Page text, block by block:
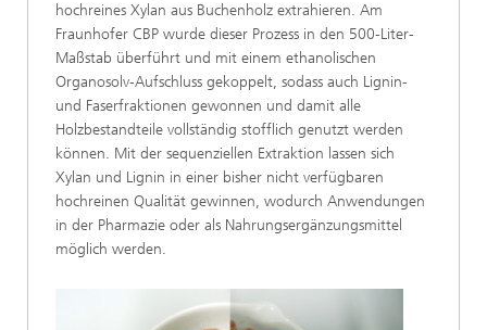
hochreines Xylan aus Buchenholz extrahieren. Am
Fraunhofer CBP wurde dieser Prozess in den 500-Liter-
Maßstab überführt und mit einem ethanolischen
Organosolv‑Aufschluss gekoppelt, sodass auch Lignin-
und Faserfraktionen gewonnen und damit alle
Holzbestandteile vollständig stofflich genutzt werden
können. Mit der sequenziellen Extraktion lassen sich
Xylan und Lignin in einer bisher nicht verfügbaren
hochreinen Qualität gewinnen, wodurch Anwendungen
in der Pharmazie oder als Nahrungsergänzungsmittel
möglich werden.